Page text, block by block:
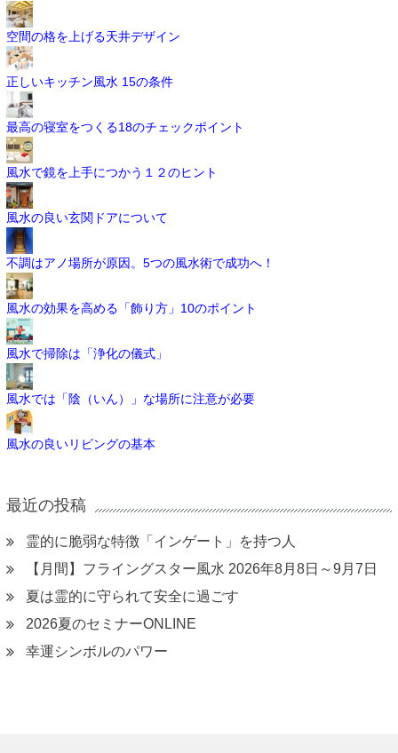
空間の格を上げる天井デザイン
正しいキッチン風水 15の条件
最高の寝室をつくる18のチェックポイント
風水で鏡を上手につかう１２のヒント
風水の良い玄関ドアについて
不調はアノ場所が原因。5つの風水術で成功へ！
風水の効果を高める「飾り方」10のポイント
風水で掃除は「浄化の儀式」
風水では「陰（いん）」な場所に注意が必要
風水の良いリビングの基本
最近の投稿
霊的に脆弱な特徴「インゲート」を持つ人
【月間】フライングスター風水 2026年8月8日～9月7日
夏は霊的に守られて安全に過ごす
2026夏のセミナーONLINE
幸運シンボルのパワー